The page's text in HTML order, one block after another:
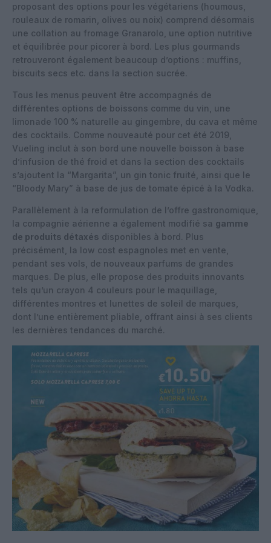
proposant des options pour les végétariens (houmous,
rouleaux de romarin, olives ou noix) comprend désormais
une collation au fromage Granarolo, une option nutritive
et équilibrée pour picorer à bord. Les plus gourmands
retrouveront également beaucoup d’options : muffins,
biscuits secs etc. dans la section sucrée.
Tous les menus peuvent être accompagnés de
différentes options de boissons comme du vin, une
limonade 100 % naturelle au gingembre, du cava et même
des cocktails. Comme nouveauté pour cet été 2019,
Vueling inclut à son bord une nouvelle boisson à base
d’infusion de thé froid et dans la section des cocktails
s’ajoutent la “Margarita”, un gin tonic fruité, ainsi que le
“Bloody Mary” à base de jus de tomate épicé à la Vodka.
Parallèlement à la reformulation de l’offre gastronomique,
la compagnie aérienne a également modifié sa gamme
de produits détaxés disponibles à bord. Plus
précisément, la low cost espagnoles met en vente,
pendant ses vols, de nouveaux parfums de grandes
marques. De plus, elle propose des produits innovants
tels qu’un crayon 4 couleurs pour le maquillage,
différentes montres et lunettes de soleil de marques,
dont l’une entièrement pliable, offrant ainsi à ses clients
les dernières tendances du marché.